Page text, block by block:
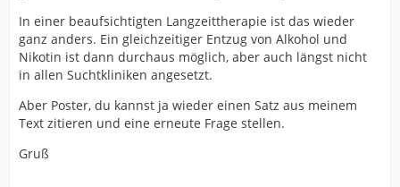
In einer beaufsichtigten Langzeittherapie ist das wieder
ganz anders. Ein gleichzeitiger Entzug von Alkohol und
Nikotin ist dann durchaus möglich, aber auch längst nicht
in allen Suchtkliniken angesetzt.
Aber Poster, du kannst ja wieder einen Satz aus meinem
Text zitieren und eine erneute Frage stellen.
Gruß